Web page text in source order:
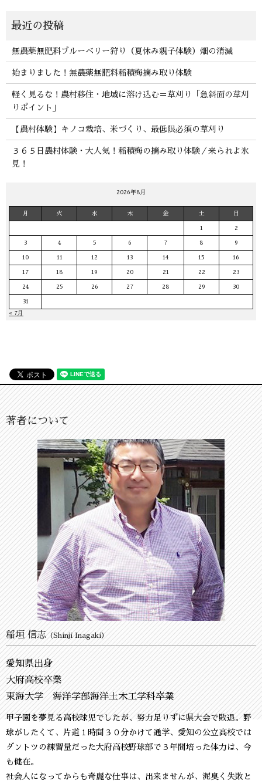
無農薬無肥料ブルーベリー狩り（夏休み親子体験）畑の消滅
始まりました！無農薬無肥料稲積梅摘み取り体験
軽く見るな！農村移住・地域に溶け込む＝草刈り「急斜面の草刈
りポイント」
【農村体験】キノコ栽培、米づくり、最低限必須の草刈り
３６５日農村体験・大人気！稲積梅の摘み取り体験／来られよ氷
見！
2026年8月
月 火 水 木 金 土 日
1 2
3 4 5 6 7 8 9
10 11 12 13 14 15 16
17 18 19 20 21 22 23
24 25 26 27 28 29 30
31
« 7月
著者について
稲垣 信志（Shinji Inagaki）
愛知県出身
大府高校卒業
東海大学 海洋学部海洋土木工学科卒業
甲子園を夢見る高校球児でしたが、努力足りずに県大会で敗退。野
球がしたくて、片道１時間３０分かけて通学、愛知の公立高校では
ダントツの練習量だった大府高校野球部で３年間培った体力は、今
も健在。
社会人になってからも奇麗な仕事は、出来ませんが、泥臭く失敗と